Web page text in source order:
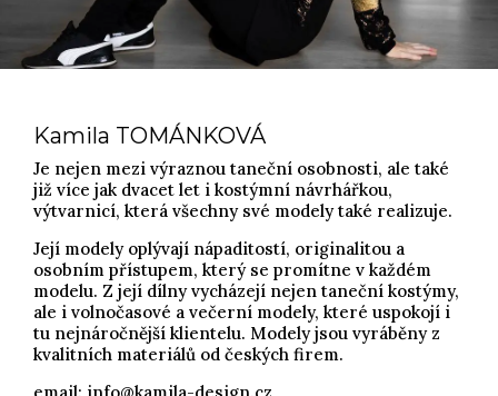
Kamila TOMÁNKOVÁ
Je nejen mezi výraznou taneční osobnosti, ale také
již více jak dvacet let i kostýmní návrhářkou,
výtvarnicí, která všechny své modely také realizuje.
Její modely oplývají nápaditostí, originalitou a
osobním přístupem, který se promítne v každém
modelu. Z její dílny vycházejí nejen taneční kostýmy,
ale i volnočasové a večerní modely, které uspokojí i
tu nejnáročnější klientelu. Modely jsou vyráběny z
kvalitních materiálů od českých firem.
email: info@kamila-design.cz